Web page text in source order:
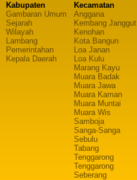
Kabupaten
Gambaran Umum
Sejarah
Wilayah
Lambang
Pemerintahan
Kepala Daerah
Kecamatan
Anggana
Kembang Janggut
Kenohan
Kota Bangun
Loa Janan
Loa Kulu
Marang Kayu
Muara Badak
Muara Jawa
Muara Kaman
Muara Muntai
Muara Wis
Samboja
Sanga-Sanga
Sebulu
Tabang
Tenggarong
Tenggarong
Seberang